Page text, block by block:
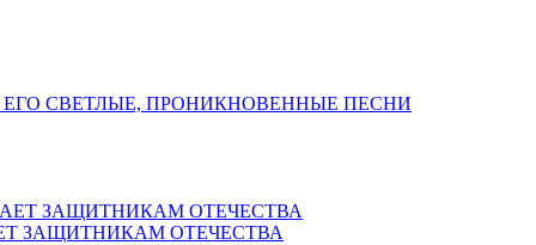
СВЕТЛЫЕ, ПРОНИКНОВЕННЫЕ ПЕСНИ
ЗАЩИТНИКАМ ОТЕЧЕСТВА